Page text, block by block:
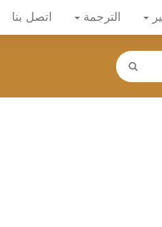
الترجمة اتصل بنا